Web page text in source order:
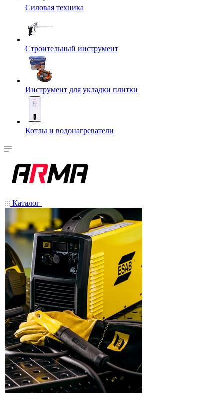
Силовая техника
Строительный инструмент
Инструмент для укладки плитки
Котлы и водонагреватели
Каталог